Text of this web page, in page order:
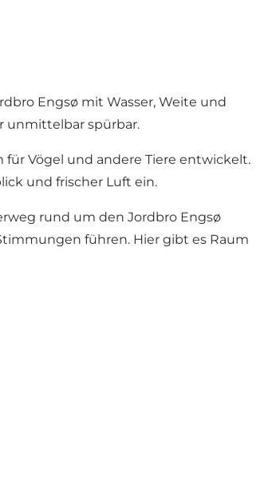
Engsø mit Wasser, Weite und
unmittelbar spürbar.
für Vögel und andere Tiere entwickelt.
und frischer Luft ein.
rund um den Jordbro Engsø
führen. Hier gibt es Raum